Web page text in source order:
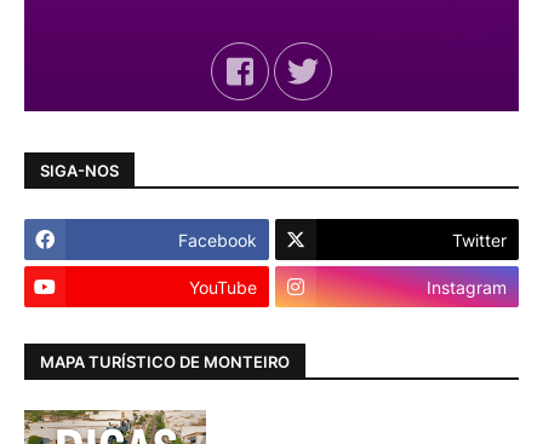
SIGA-NOS
Facebook Twitter
YouTube Instagram
MAPA TURÍSTICO DE MONTEIRO